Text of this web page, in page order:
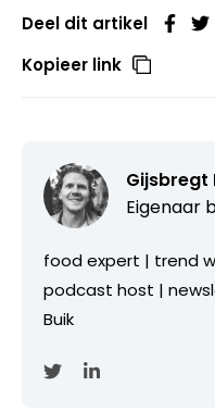
Deel dit artikel
Kopieer link
Gijsbregt
Eigenaar
food expert | trend
podcast host |
Buik